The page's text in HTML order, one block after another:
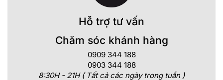
Hỗ trợ tư vấn
Chăm sóc khánh hàng
0909 344 188
0903 344 188
8:30H - 21H ( Tất cả các ngày trong tuần )